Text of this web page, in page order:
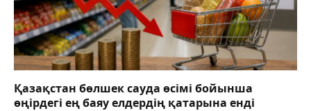
Қазақстан бөлшек сауда өсімі бойынша
өңірдегі ең баяу елдердің қатарына енді